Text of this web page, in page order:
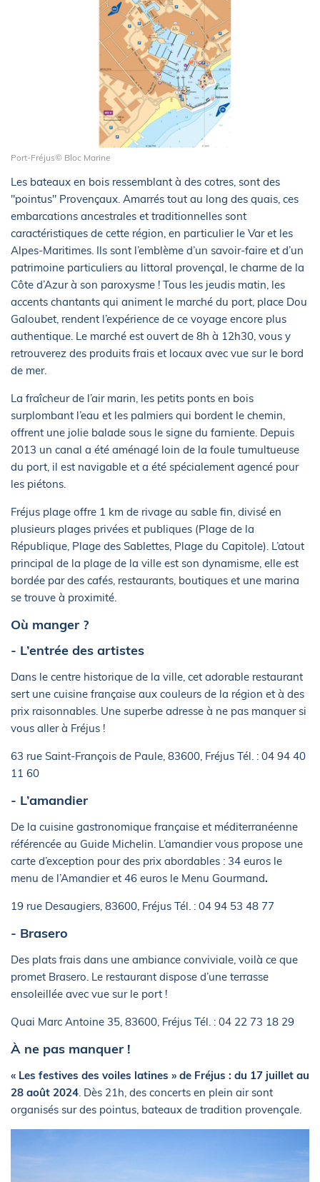
Port-Fréjus© Bloc Marine
Les bateaux en bois ressemblant à des cotres, sont des
"pointus" Provençaux. Amarrés tout au long des quais, ces
embarcations ancestrales et traditionnelles sont
caractéristiques de cette région, en particulier le Var et les
Alpes-Maritimes. Ils sont l’emblème d’un savoir-faire et d’un
patrimoine particuliers au littoral provençal, le charme de la
Côte d’Azur à son paroxysme ! Tous les jeudis matin, les
accents chantants qui animent le marché du port, place Dou
Galoubet, rendent l’expérience de ce voyage encore plus
authentique. Le marché est ouvert de 8h à 12h30, vous y
retrouverez des produits frais et locaux avec vue sur le bord
de mer.
La fraîcheur de l’air marin, les petits ponts en bois
surplombant l’eau et les palmiers qui bordent le chemin,
offrent une jolie balade sous le signe du farniente. Depuis
2013 un canal a été aménagé loin de la foule tumultueuse
du port, il est navigable et a été spécialement agencé pour
les piétons.
Fréjus plage offre 1 km de rivage au sable fin, divisé en
plusieurs plages privées et publiques (Plage de la
République, Plage des Sablettes, Plage du Capitole). L’atout
principal de la plage de la ville est son dynamisme, elle est
bordée par des cafés, restaurants, boutiques et une marina
se trouve à proximité.
Où manger ?
- L’entrée des artistes
Dans le centre historique de la ville, cet adorable restaurant
sert une cuisine française aux couleurs de la région et à des
prix raisonnables. Une superbe adresse à ne pas manquer si
vous aller à Fréjus !
63 rue Saint-François de Paule, 83600, Fréjus Tél. : 04 94 40
11 60
- L’amandier
De la cuisine gastronomique française et méditerranéenne
référencée au Guide Michelin. L’amandier vous propose une
carte d’exception pour des prix abordables : 34 euros le
menu de l’Amandier et 46 euros le Menu Gourmand.
19 rue Desaugiers, 83600, Fréjus Tél. : 04 94 53 48 77
- Brasero
Des plats frais dans une ambiance conviviale, voilà ce que
promet Brasero. Le restaurant dispose d’une terrasse
ensoleillée avec vue sur le port !
Quai Marc Antoine 35, 83600, Fréjus Tél. : 04 22 73 18 29
À ne pas manquer !
« Les festives des voiles latines » de Fréjus : du 17 juillet au
28 août 2024 . Dès 21h, des concerts en plein air sont
organisés sur des pointus, bateaux de tradition provençale.